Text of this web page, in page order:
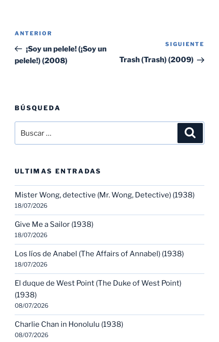
entradas
Entrada
anterior:
ANTERIOR
¡Soy un pelele! (¡Soy un
pelele!) (2008)
SIGUIENTE
Trash (Trash) (2009)
BÚSQUEDA
por:
ULTIMAS ENTRADAS
Mister Wong, detective (Mr. Wong, Detective) (1938)
18/07/2026
Give Me a Sailor (1938)
18/07/2026
Los líos de Anabel (The Affairs of Annabel) (1938)
18/07/2026
El duque de West Point (The Duke of West Point)
(1938)
08/07/2026
Charlie Chan in Honolulu (1938)
08/07/2026